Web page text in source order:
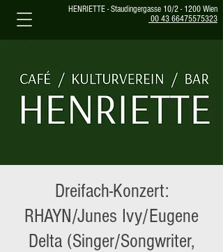
HENRIETTE - Staudingergasse 10/2 - 1200 Wien
00 43 66475575323
Dreifach-Konzert:
RHAYN/Junes Ivy/Eugene
Delta (Singer/Songwriter,